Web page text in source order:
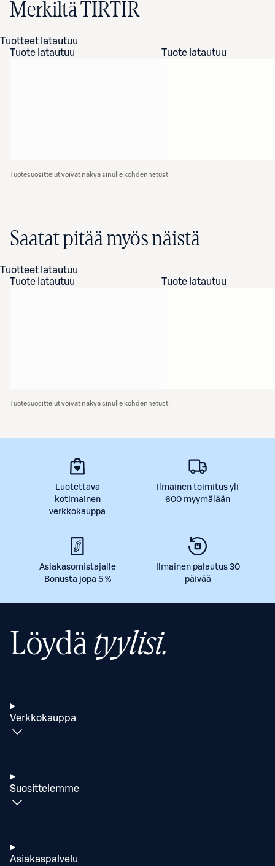
Merkiltä TIRTIR
Tuotteet latautuu
Tuote latautuu
Tuote latautuu
Tuotesuosittelut voivat näkyä sinulle kohdennetusti
Saatat pitää myös näistä
Tuotteet latautuu
Tuote latautuu
Tuote latautuu
Tuotesuosittelut voivat näkyä sinulle kohdennetusti
Luotettava
kotimainen
verkkokauppa
Ilmainen toimitus yli
600 myymälään
Asiakasomistajalle
Bonusta jopa 5 %
Ilmainen palautus 30
päivää
Löydätyylisi.
Verkkokauppa
Suosittelemme
Asiakaspalvelu